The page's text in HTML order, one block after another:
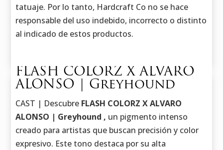
tatuaje. Por lo tanto, Hardcraft Co no se hace
responsable del uso indebido, incorrecto o distinto
al indicado de estos productos.
FLASH COLORZ X ALVARO
ALONSO | Greyhound
CAST | Descubre FLASH COLORZ X ALVARO
ALONSO | Greyhound , un pigmento intenso
creado para artistas que buscan precisión y color
expresivo. Este tono destaca por su alta